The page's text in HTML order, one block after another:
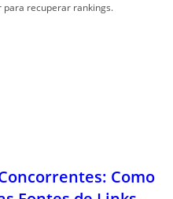
para recuperar rankings.
Como